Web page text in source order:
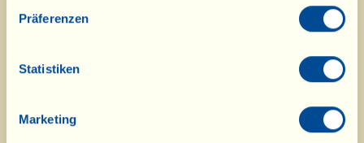
Präferenzen
Statistiken
Marketing
di Caterina" (= Helm der